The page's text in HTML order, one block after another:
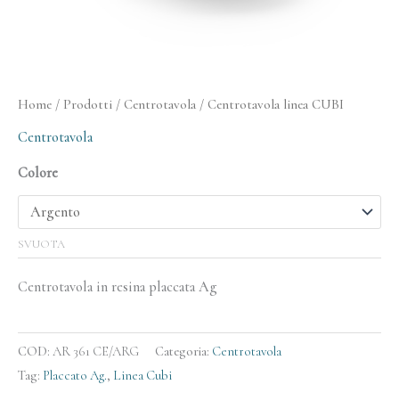
Home / Prodotti / Centrotavola / Centrotavola linea CUBI
Centrotavola
Colore
SVUOTA
Centrotavola in resina placcata Ag
COD: AR 361 CE/ARG Categoria: Centrotavola
Tag: Placcato Ag., Linea Cubi